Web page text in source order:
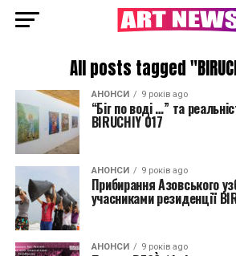
All posts tagged
АНОНСИ 9 років ago
“Біг по воді …” та
BIRUCHIY 017
АНОНСИ 9 років ago
Прибирання Азовського
учасниками резиденції
АНОНСИ 9 років ago